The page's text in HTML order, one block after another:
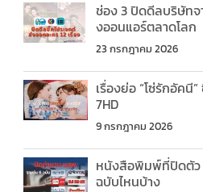
ช่อง 3 ปิดดีลบริษัทจ
งออนแอร์ตลาดโลก
23 กรกฎาคม 2026
เรื่องย่อ “โซ่รักอัค
7HD
9 กรกฎาคม 2026
หนังสือพิมพ์ที่ปิดตัว
ฉบับไหนบ้าง